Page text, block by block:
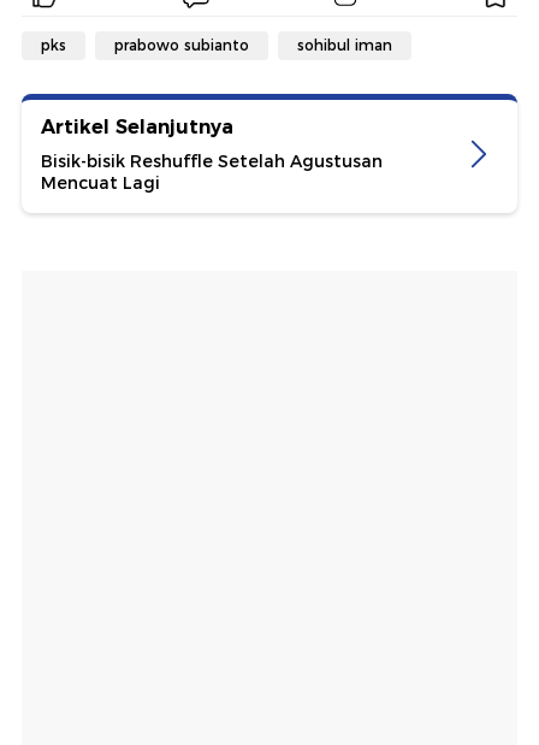
pks prabowo subianto sohibul iman
Artikel Selanjutnya
Bisik-bisik Reshuffle Setelah Agustusan
Mencuat Lagi